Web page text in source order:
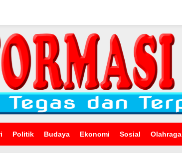
Politik Budaya Ekonomi Sosial Olahraga